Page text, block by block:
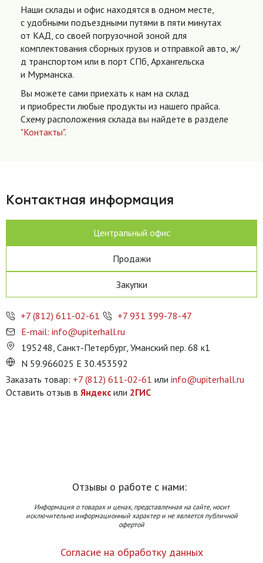
Наши склады и офис находятся в одном месте,
с удобными подъездными путями в пяти минутах
от КАД, со своей погрузочной зоной для
комплектования сборных грузов и отправкой авто, ж/
д транспортом или в порт СПб, Архангельска
и Мурманска.
Вы можете сами приехать к нам на склад
и приобрести любые продукты из нашего прайса.
Схему расположения склада вы найдете в разделе
"Контакты".
Контактная информация
Центральный офис
Продажи
Закупки
+7 (812) 611-02-61
+7 931 399-78-47
E-mail: info@upiterhall.ru
195248, Санкт-Петербург, Уманский пер. 68 к1
N 59.966025 E 30.453592
Заказать товар: +7 (812) 611-02-61 или info@upiterhall.ru
Оставить отзыв в Яндекс или 2ГИС
Отзывы о работе с нами:
Информация о товарах и ценах, представленная на сайте, носит
исключительно информационный характер и не является публичной
офертой
Согласие на обработку данных